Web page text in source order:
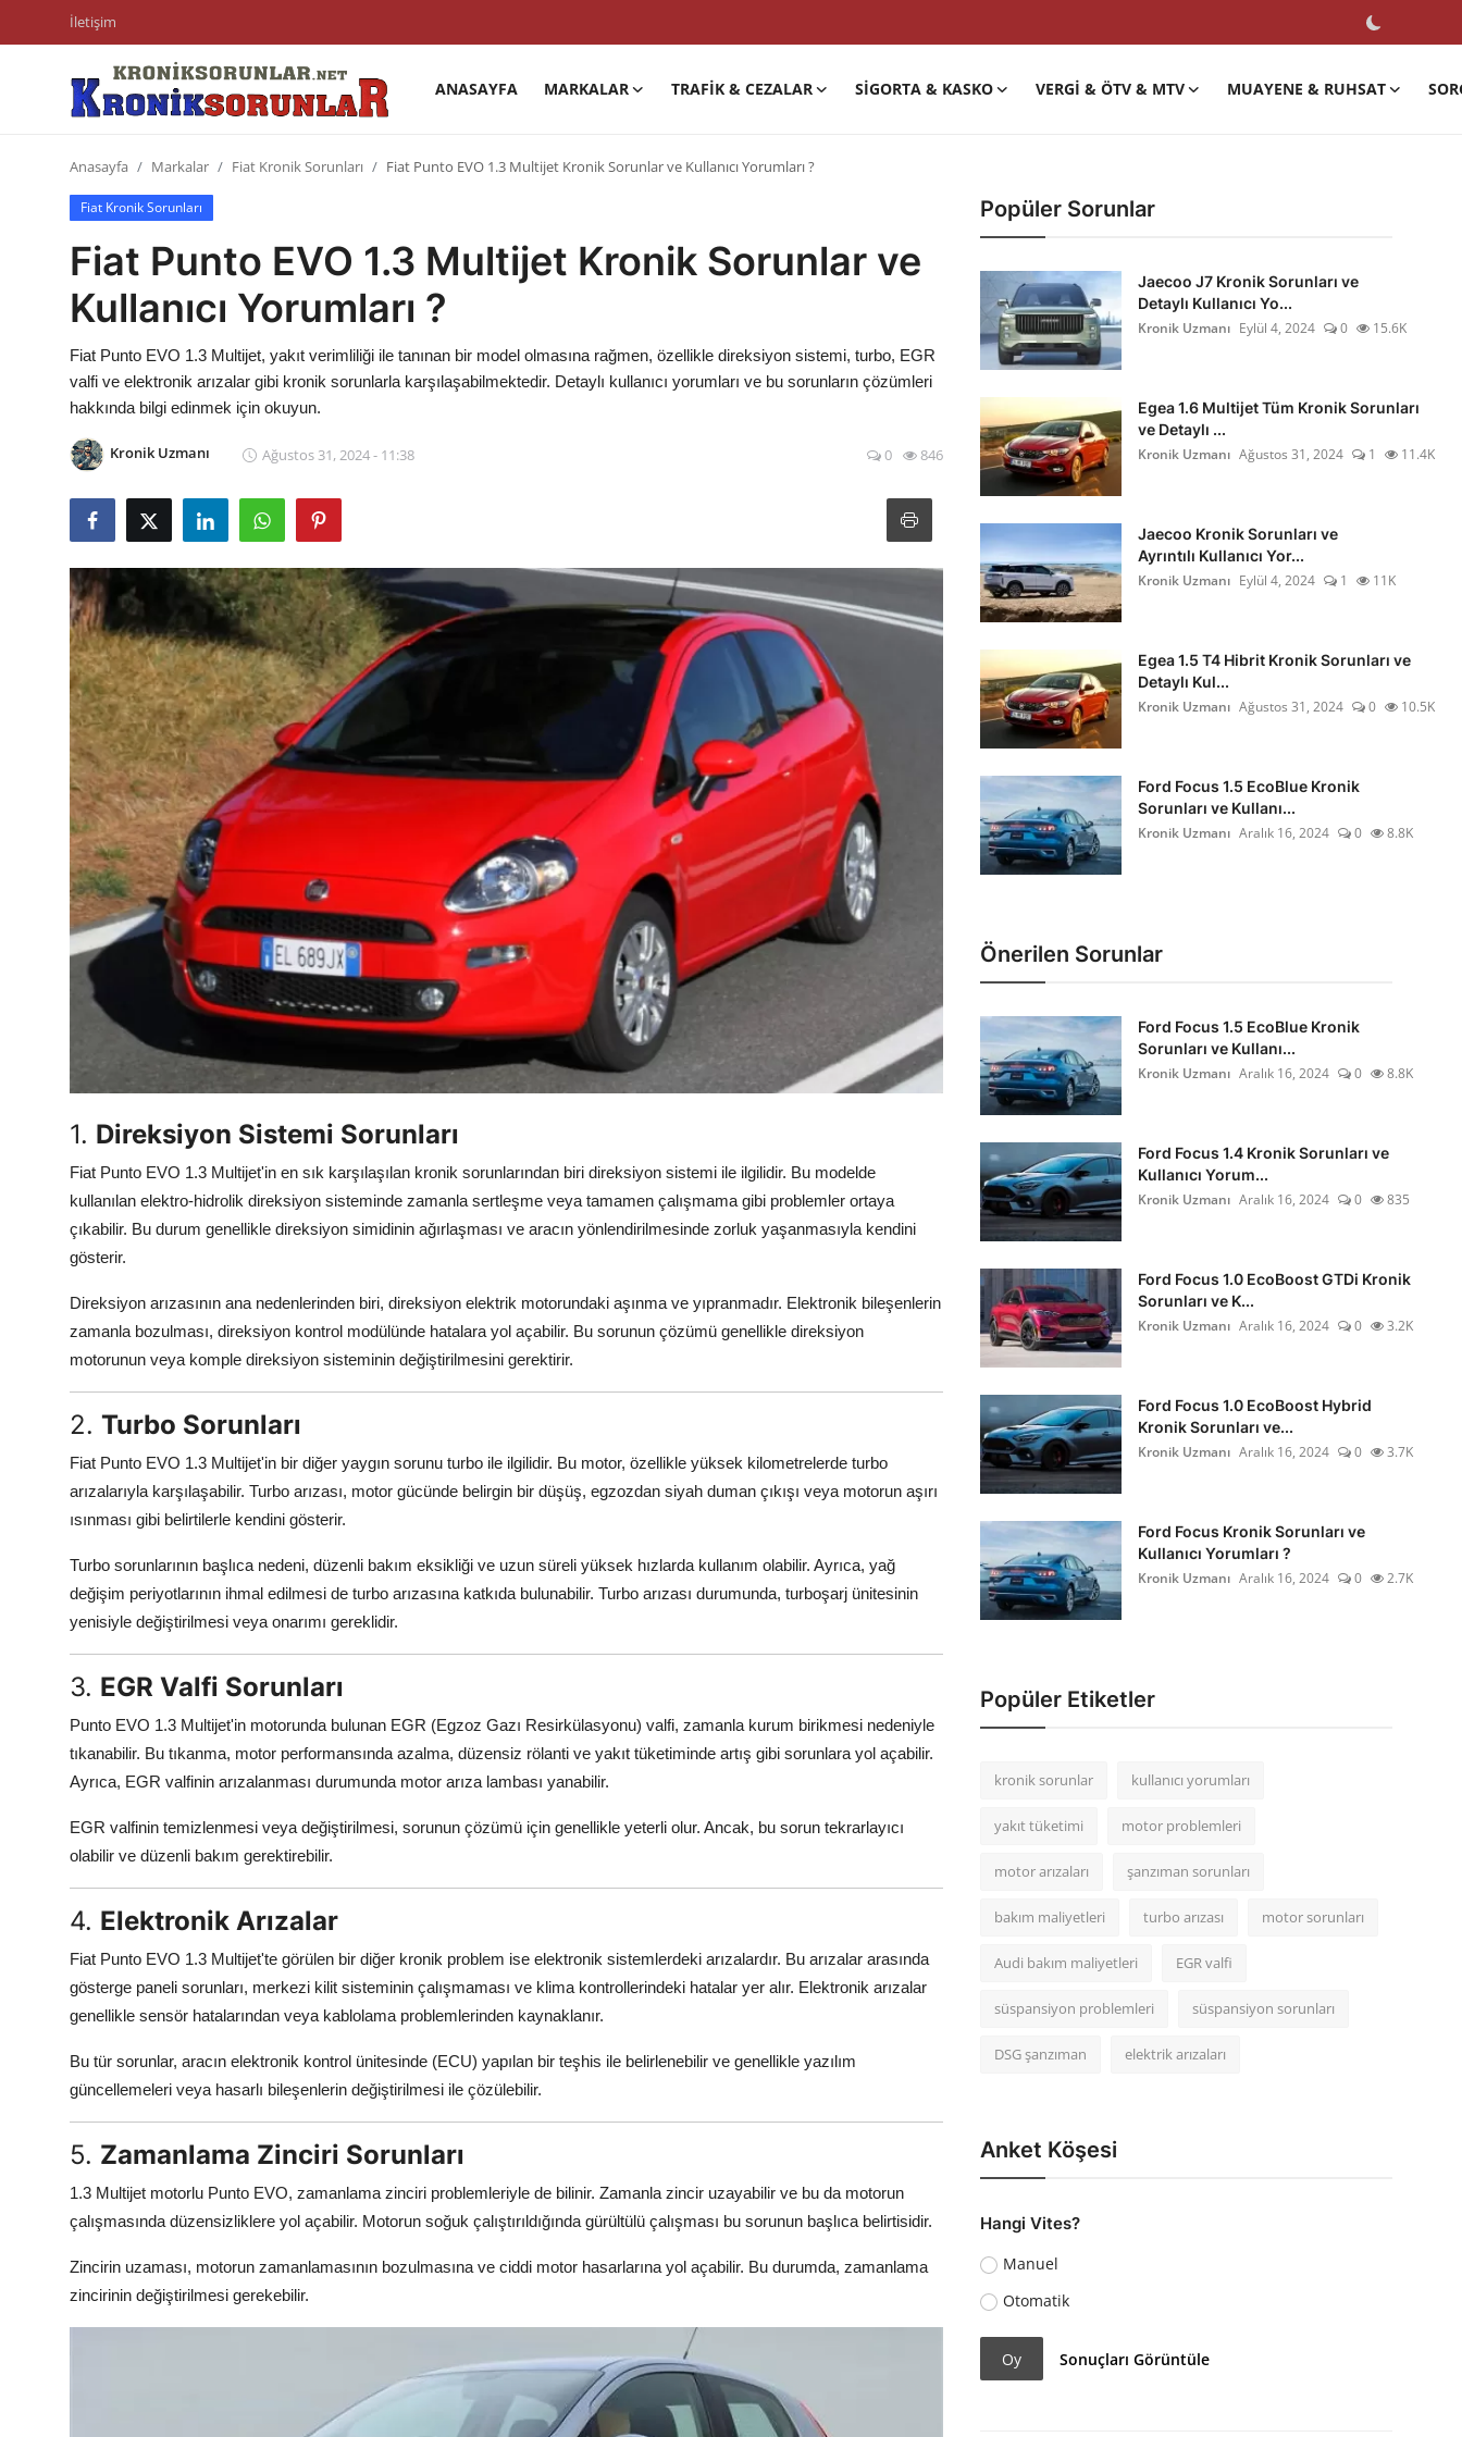
İletişim
ANASAYFA MARKALAR TRAFIK & CEZALAR SIGORTA & KASKO VERGI & ÖTV & MTV MUAYENE & RUHSAT
Trafik & Cezalar
Sigorta & Kasko
Vergi & ÖTV & MTV
Sorgulamalar
İkinci El & Alım-Satım
Bakım & Arıza Çözümleri
Elektrikli & Hibrit
Kiralama & Filo
Sürüş & Güvenlik
Lastik & Jant
Yağlar & Sıvılar
LPG & Yakıt
Elektrik & Akü
Klima & Konfor
Aydınlatma & Görüş
Şanzıman & Aktarma
Dizel Sistemler
Multimedya & Elektronik
Anasayfa Markalar Fiat Kronik Sorunları Fiat Punto EVO 1.3 Multijet Kronik Sorunlar ve Kullanıcı Yorumları ?
Fiat Kronik Sorunları
Fiat Punto EVO 1.3 Multijet Kronik Sorunlar ve
Kullanıcı Yorumları ?
Fiat Punto EVO 1.3 Multijet, yakıt verimliliği ile tanınan bir model olmasına rağmen, özellikle direksiyon sistemi, turbo, EGR
valfi ve elektronik arızalar gibi kronik sorunlarla karşılaşabilmektedir. Detaylı kullanıcı yorumları ve bu sorunların çözümleri
hakkında bilgi edinmek için okuyun.
Kronik Uzmanı Ağustos 31, 2024 - 11:38 0 846
1. Direksiyon Sistemi Sorunları
Fiat Punto EVO 1.3 Multijet'in en sık karşılaşılan kronik sorunlarından biri direksiyon sistemi ile ilgilidir. Bu modelde
kullanılan elektro-hidrolik direksiyon sisteminde zamanla sertleşme veya tamamen çalışmama gibi problemler ortaya
çıkabilir. Bu durum genellikle direksiyon simidinin ağırlaşması ve aracın yönlendirilmesinde zorluk yaşanmasıyla kendini
gösterir.
Direksiyon arızasının ana nedenlerinden biri, direksiyon elektrik motorundaki aşınma ve yıpranmadır. Elektronik bileşenlerin
zamanla bozulması, direksiyon kontrol modülünde hatalara yol açabilir. Bu sorunun çözümü genellikle direksiyon
motorunun veya komple direksiyon sisteminin değiştirilmesini gerektirir.
2. Turbo Sorunları
Fiat Punto EVO 1.3 Multijet'in bir diğer yaygın sorunu turbo ile ilgilidir. Bu motor, özellikle yüksek kilometrelerde turbo
arızalarıyla karşılaşabilir. Turbo arızası, motor gücünde belirgin bir düşüş, egzozdan siyah duman çıkışı veya motorun aşırı
ısınması gibi belirtilerle kendini gösterir.
Turbo sorunlarının başlıca nedeni, düzenli bakım eksikliği ve uzun süreli yüksek hızlarda kullanım olabilir. Ayrıca, yağ
değişim periyotlarının ihmal edilmesi de turbo arızasına katkıda bulunabilir. Turbo arızası durumunda, turboşarj ünitesinin
yenisiyle değiştirilmesi veya onarımı gereklidir.
3. EGR Valfi Sorunları
Punto EVO 1.3 Multijet'in motorunda bulunan EGR (Egzoz Gazı Resirkülasyonu) valfi, zamanla kurum birikmesi nedeniyle
tıkanabilir. Bu tıkanma, motor performansında azalma, düzensiz rölanti ve yakıt tüketiminde artış gibi sorunlara yol açabilir.
Ayrıca, EGR valfinin arızalanması durumunda motor arıza lambası yanabilir.
EGR valfinin temizlenmesi veya değiştirilmesi, sorunun çözümü için genellikle yeterli olur. Ancak, bu sorun tekrarlayıcı
olabilir ve düzenli bakım gerektirebilir.
4. Elektronik Arızalar
Fiat Punto EVO 1.3 Multijet'te görülen bir diğer kronik problem ise elektronik sistemlerdeki arızalardır. Bu arızalar arasında
gösterge paneli sorunları, merkezi kilit sisteminin çalışmaması ve klima kontrollerindeki hatalar yer alır. Elektronik arızalar
genellikle sensör hatalarından veya kablolama problemlerinden kaynaklanır.
Bu tür sorunlar, aracın elektronik kontrol ünitesinde (ECU) yapılan bir teşhis ile belirlenebilir ve genellikle yazılım
güncellemeleri veya hasarlı bileşenlerin değiştirilmesi ile çözülebilir.
5. Zamanlama Zinciri Sorunları
1.3 Multijet motorlu Punto EVO, zamanlama zinciri problemleriyle de bilinir. Zamanla zincir uzayabilir ve bu da motorun
çalışmasında düzensizliklere yol açabilir. Motorun soğuk çalıştırıldığında gürültülü çalışması bu sorunun başlıca belirtisidir.
Zincirin uzaması, motorun zamanlamasının bozulmasına ve ciddi motor hasarlarına yol açabilir. Bu durumda, zamanlama
zincirinin değiştirilmesi gerekebilir.
Popüler Sorunlar
Jaecoo J7 Kronik Sorunları ve
Detaylı Kullanıcı Yo...
Kronik Uzmanı Eylül 4, 2024 0 15.6K
Egea 1.6 Multijet Tüm Kronik Sorunları
ve Detaylı ...
Kronik Uzmanı Ağustos 31, 2024 1 11.4K
Jaecoo Kronik Sorunları ve
Ayrıntılı Kullanıcı Yor...
Kronik Uzmanı Eylül 4, 2024 1 11K
Egea 1.5 T4 Hibrit Kronik Sorunları ve
Detaylı Kul...
Kronik Uzmanı Ağustos 31, 2024 0 10.5K
Ford Focus 1.5 EcoBlue Kronik
Sorunları ve Kullanı...
Kronik Uzmanı Aralık 16, 2024 0 8.8K
Önerilen Sorunlar
Ford Focus 1.5 EcoBlue Kronik
Sorunları ve Kullanı...
Kronik Uzmanı Aralık 16, 2024 0 8.8K
Ford Focus 1.4 Kronik Sorunları ve
Kullanıcı Yorum...
Kronik Uzmanı Aralık 16, 2024 0 835
Ford Focus 1.0 EcoBoost GTDi Kronik
Sorunları ve K...
Kronik Uzmanı Aralık 16, 2024 0 3.2K
Ford Focus 1.0 EcoBoost Hybrid
Kronik Sorunları ve...
Kronik Uzmanı Aralık 16, 2024 0 3.7K
Ford Focus Kronik Sorunları ve
Kullanıcı Yorumları ?
Kronik Uzmanı Aralık 16, 2024 0 2.7K
Popüler Etiketler
kronik sorunlar kullanıcı yorumları
yakıt tüketimi motor problemleri
motor arızaları şanzıman sorunları
bakım maliyetleri turbo arızası motor sorunları
Audi bakım maliyetleri EGR valfi
süspansiyon problemleri süspansiyon sorunları
DSG şanzıman elektrik arızaları
Anket Köşesi
Hangi Vites?
Manuel
Otomatik
Oy Sonuçları Görüntüle